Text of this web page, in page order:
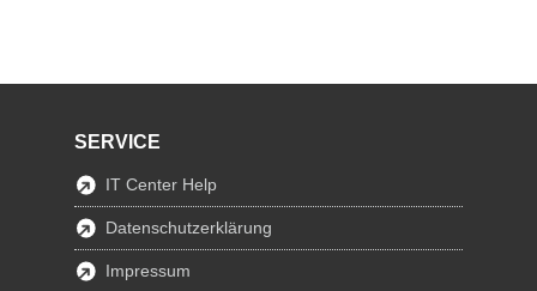
SERVICE
IT Center Help
Datenschutzerklärung
Impressum